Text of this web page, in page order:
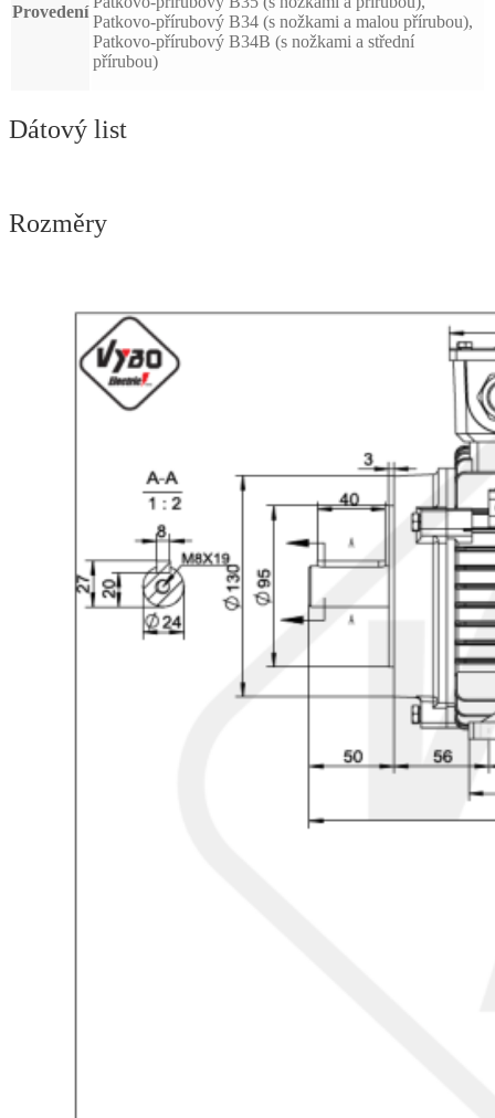
Provedení
Patkovo-přírubový B34 (s nožkami a malou přírubou),
Patkovo-přírubový B34B (s nožkami a střední
přírubou)
Dátový list
Rozměry